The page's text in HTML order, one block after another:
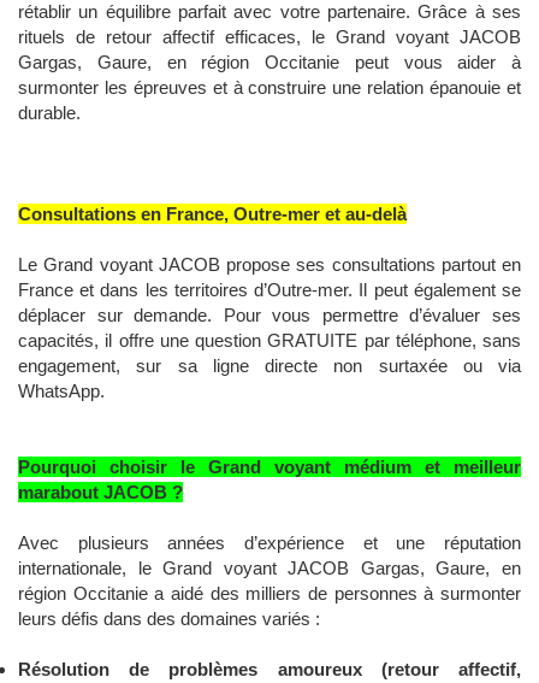
rétablir un équilibre parfait avec votre partenaire. Grâce à ses
rituels de retour affectif efficaces, le Grand voyant JACOB
Gargas, Gaure, en région Occitanie peut vous aider à
surmonter les épreuves et à construire une relation épanouie et
durable.
Consultations en France, Outre-mer et au-delà
Le Grand voyant JACOB propose ses consultations partout en
France et dans les territoires d’Outre-mer. Il peut également se
déplacer sur demande. Pour vous permettre d’évaluer ses
capacités, il offre une question GRATUITE par téléphone, sans
engagement, sur sa ligne directe non surtaxée ou via
WhatsApp.
Pourquoi choisir le Grand voyant médium et meilleur
marabout JACOB ?
Avec plusieurs années d’expérience et une réputation
internationale, le Grand voyant JACOB Gargas, Gaure, en
région Occitanie a aidé des milliers de personnes à surmonter
leurs défis dans des domaines variés :
Résolution de problèmes amoureux (retour affectif,